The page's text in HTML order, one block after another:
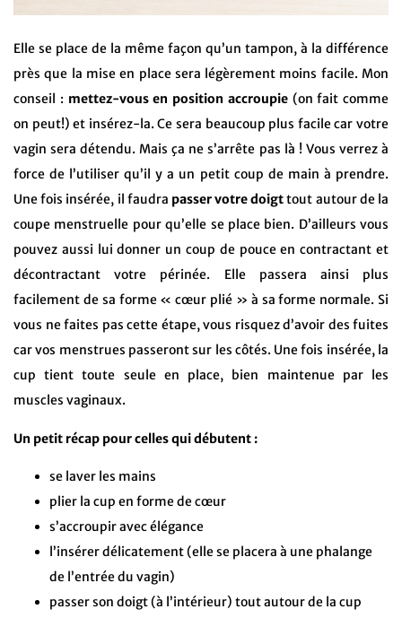
Elle se place de la même façon qu’un tampon, à la différence
près que la mise en place sera légèrement moins facile. Mon
conseil : mettez-vous en position accroupie(on fait comme
on peut!) et insérez-la. Ce sera beaucoup plus facile car votre
vagin sera détendu. Mais ça ne s’arrête pas là ! Vous verrez à
force de l’utiliser qu’il y a un petit coup de main à prendre.
Une fois insérée, il faudra passer votre doigttout autour de la
coupe menstruelle pour qu’elle se place bien. D’ailleurs vous
pouvez aussi lui donner un coup de pouce en contractant et
décontractant votre périnée. Elle passera ainsi plus
facilement de sa forme « cœur plié » à sa forme normale. Si
vous ne faites pas cette étape, vous risquez d’avoir des fuites
car vos menstrues passeront sur les côtés. Une fois insérée, la
cup tient toute seule en place, bien maintenue par les
muscles vaginaux.
Un petit récap pour celles qui débutent :
se laver les mains
plier la cup en forme de cœur
s’accroupir avec élégance
l’insérer délicatement (elle se placera à une phalange
de l’entrée du vagin)
passer son doigt (à l’intérieur) tout autour de la cup